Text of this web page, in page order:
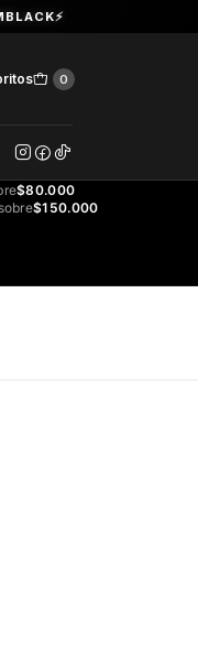
0
GRATIS
$80.000
sobre$150.000